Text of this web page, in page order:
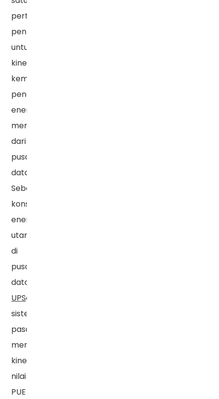
pertimbangan
penting
untuk
kinerja
kemampuan
penghematan
energi
menyeluruh
dari
pusat
data.
Sebagai
konsumen
energi
utama
di
pusat
data,
UPSefisiensi
sistem
pasokan
mempengaruhi
kinerja
nilai
PUE